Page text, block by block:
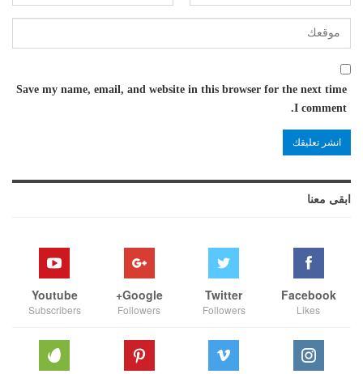
Save my name, email, and website in this browser for the next time
I comment.
ابقى معنا
Facebook
Likes
Twitter
Followers
Google+
Followers
Youtube
Subscribers